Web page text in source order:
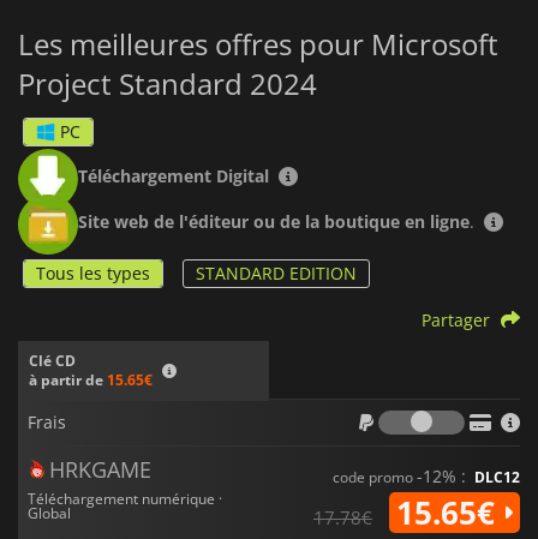
Les meilleures offres pour Microsoft
Project Standard 2024
PC
Téléchargement Digital
Site web de l'éditeur ou de la boutique en ligne.
Tous les types STANDARD EDITION
Clé CD
à partir de 15.65€
Partager
Frais
Frais
HRKGAME
Téléchargement numérique ·
Global
code promo-12% : DLC12
17.78€ 15.65€